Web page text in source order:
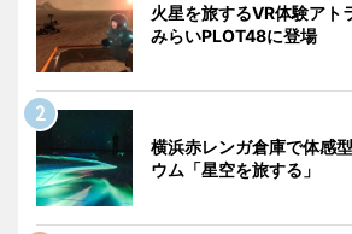
火星を旅するVR体験ア
みらいPLOT48に登場
横浜赤レンガ倉庫で体感
ウム「星空を旅する」